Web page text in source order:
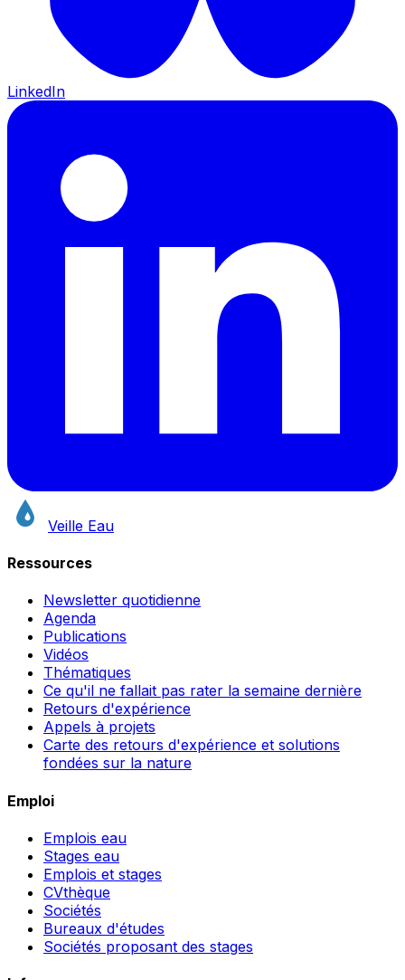
LinkedIn
Veille Eau
Ressources
Newsletter quotidienne
Agenda
Publications
Vidéos
Thématiques
Ce qu'il ne fallait pas rater la semaine dernière
Retours d'expérience
Appels à projets
Carte des retours d'expérience et solutions
fondées sur la nature
Emploi
Emplois eau
Stages eau
Emplois et stages
CVthèque
Sociétés
Bureaux d'études
Sociétés proposant des stages